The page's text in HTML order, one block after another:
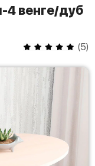
(5)